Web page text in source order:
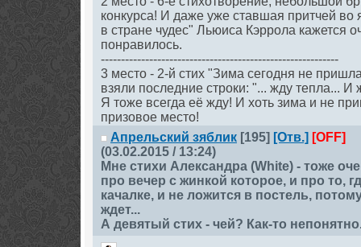
конкурса! И даже уже ставшая притчей во
в стране чудес" Льюиса Кэррола кажется
понравилось.
-----------------------------------------------------------
3 место - 2-й стих "Зима сегодня не
взяли последние строки: "... жду тепла... И
Я тоже всегда её жду! И хоть зима и не
призовое место!
Апрельский зяблик [195] [Отв.] [OFF]
(03.02.2015 / 13:24)
Мне стихи Александра (White) - тоже
про вечер с жинкой которое, и про то,
качалке, и не ложится в постель,
ждет...
А девятый стих - чей? Как-то